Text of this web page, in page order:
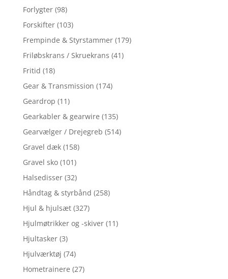
Forlygter (98)
Forskifter (103)
Frempinde & Styrstammer (179)
Friløbskrans / Skruekrans (41)
Fritid (18)
Gear & Transmission (174)
Geardrop (11)
Gearkabler & gearwire (135)
Gearvælger / Drejegreb (514)
Gravel dæk (158)
Gravel sko (101)
Halsedisser (32)
Håndtag & styrbånd (258)
Hjul & hjulsæt (327)
Hjulmøtrikker og -skiver (11)
Hjultasker (3)
Hjulværktøj (74)
Hometrainere (27)